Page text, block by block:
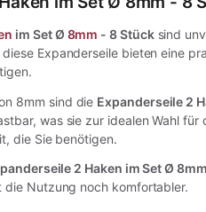
im Set Ø 8mm - 8 Stücksind
diese Expanderseile bieten eine
8mm sind die Expanderseile 2
was sie zur idealen Wahl
die Sie benötigen.
2 Haken im Set Ø
die Nutzung noch komfortabler.